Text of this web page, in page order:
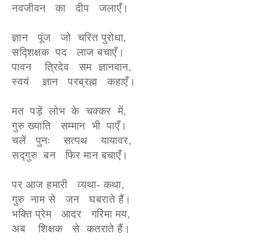
नवजीवन का दीप जलाएँ।
ज्ञान पूंज जो चरित पुरोधा,
सद्शिक्षक पद लाज बचाएँ।
पावन त्रिदेव सम ज्ञानवान,
स्वयं ज्ञान परब्रह्म कहाएँ।
मत पड़ें लोभ के चक्कर में,
गुरु ख्याति सम्मान भी पाएँ।
चलें पुनः सत्पथ यायावर,
सद्गुरु बन फिर मान बचाएँ।
पर आज हमारी व्यथा- कथा,
गुरु नाम से जन घबराते हैं।
भक्ति प्रेम आदर गरिमा मय,
अब शिक्षक से कतराते हैं।